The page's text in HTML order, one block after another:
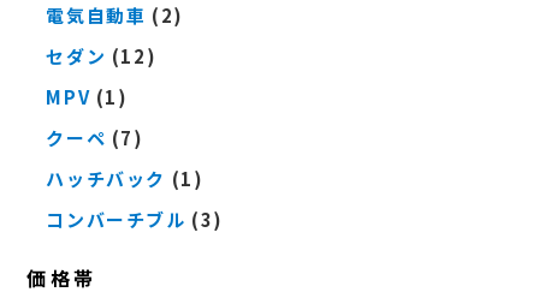
電気自動車 (2)
セダン (12)
MPV (1)
クーペ (7)
ハッチバック (1)
コンバーチブル (3)
価格帯